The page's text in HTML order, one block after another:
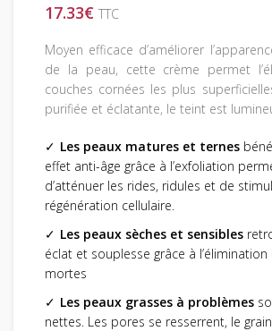
17.33€ TTC
Moyen efficace d’améliorer
de la peau, cette crème permet
couches cornées les plus
purifiée et éclatante, le teint est
Les peaux matures et ternes
effet anti-âge grâce à l’exfoliation
d’atténuer les rides, ridules et de
régénération cellulaire.
Les peaux sèches et sensibles
éclat et souplesse grâce à l’élimination
mortes
Les peaux grasses à problèmes
nettes. Les pores se resserrent, le